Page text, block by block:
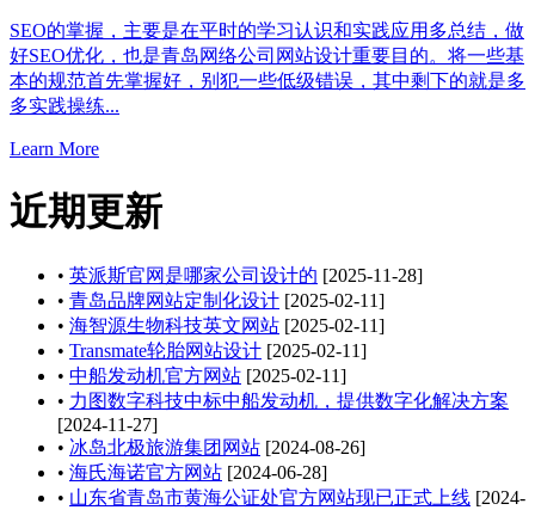
SEO的掌握，主要是在平时的学习认识和实践应用多总结，做
好SEO优化，也是青岛网络公司网站设计重要目的。将一些基
本的规范首先掌握好，别犯一些低级错误，其中剩下的就是多
多实践操练...
Learn More
近期更新
• 英派斯官网是哪家公司设计的 [2025-11-28]
• 青岛品牌网站定制化设计 [2025-02-11]
• 海智源生物科技英文网站 [2025-02-11]
• Transmate轮胎网站设计 [2025-02-11]
• 中船发动机官方网站 [2025-02-11]
• 力图数字科技中标中船发动机，提供数字化解决方案
[2024-11-27]
• 冰岛北极旅游集团网站 [2024-08-26]
• 海氏海诺官方网站 [2024-06-28]
• 山东省青岛市黄海公证处官方网站现已正式上线 [2024-